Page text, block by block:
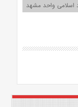
اسلامی واحد مشهد